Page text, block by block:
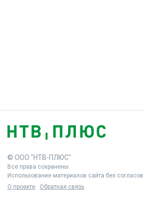
© ООО "НТВ-ПЛЮС"
Все права сохранены.
Использование материалов сайта без
О проекте
Обратная связь